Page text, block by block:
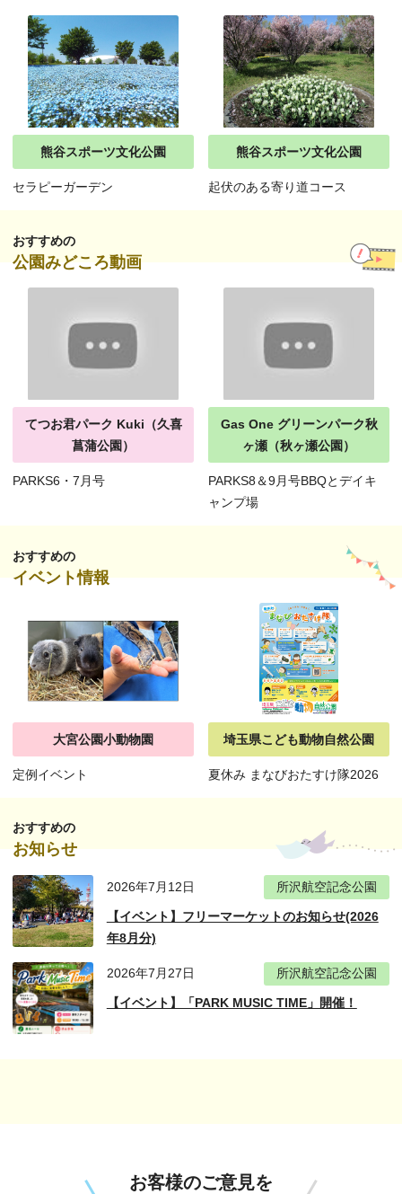
熊谷スポーツ文化公園
セラピーガーデン
熊谷スポーツ文化公園
起伏のある寄り道コース
おすすめの
公園みどころ動画
てつお君パーク Kuki（久喜
菖蒲公園）
PARKS6・7月号
Gas One グリーンパーク秋
ヶ瀬（秋ヶ瀬公園）
PARKS8＆9月号BBQとデイキ
ャンプ場
おすすめの
イベント情報
大宮公園小動物園
定例イベント
埼玉県こども動物自然公園
夏休み まなびおたすけ隊2026
おすすめの
お知らせ
2026年7月12日 所沢航空記念公園
【イベント】フリーマーケットのお知らせ(2026
年8月分)
2026年7月27日 所沢航空記念公園
【イベント】「PARK MUSIC TIME」開催！
お客様のご意見を